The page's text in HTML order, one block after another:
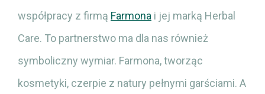
współpracy z firmą Farmona i jej marką Herbal
Care. To partnerstwo ma dla nas również
symboliczny wymiar. Farmona, tworząc
kosmetyki, czerpie z natury pełnymi garściami. A